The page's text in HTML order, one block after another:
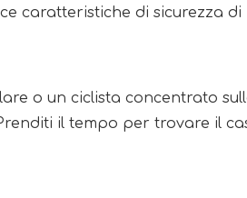
caratteristiche di sicurezza
o un ciclista concentrato
il ​​tempo per trovare il